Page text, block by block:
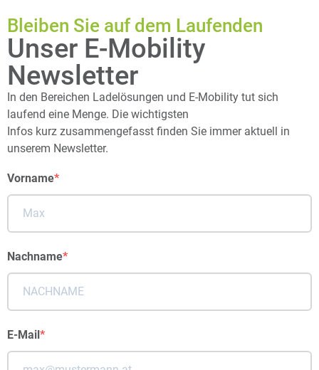
Bleiben Sie auf dem Laufenden
Unser E-Mobility
Newsletter
In den Bereichen Ladelösungen und E-Mobility tut sich
laufend eine Menge. Die wichtigsten
Infos kurz zusammengefasst finden Sie immer aktuell in
unserem Newsletter.
Vorname
Nachname
E-Mail